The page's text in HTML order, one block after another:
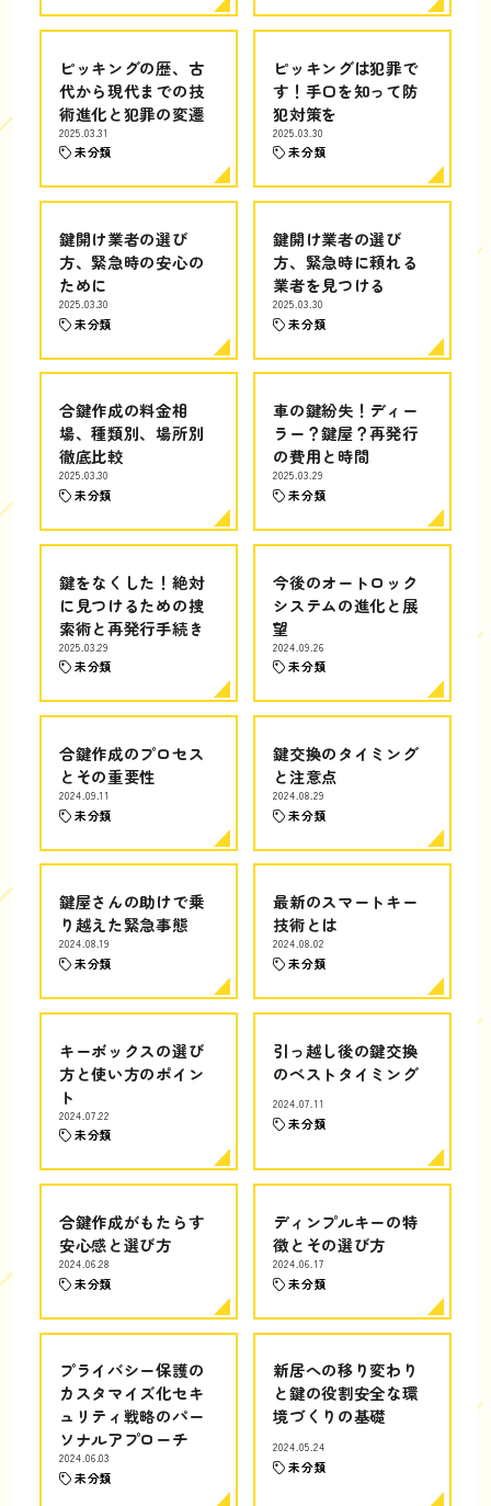
ピッキングの歴、古
代から現代までの技
術進化と犯罪の変遷
2025.03.31
未分類
ピッキングは犯罪で
す！手口を知って防
犯対策を
2025.03.30
未分類
鍵開け業者の選び
方、緊急時の安心の
ために
2025.03.30
未分類
鍵開け業者の選び
方、緊急時に頼れる
業者を見つける
2025.03.30
未分類
合鍵作成の料金相
場、種類別、場所別
徹底比較
2025.03.30
未分類
車の鍵紛失！ディー
ラー？鍵屋？再発行
の費用と時間
2025.03.29
未分類
鍵をなくした！絶対
に見つけるための捜
索術と再発行手続き
2025.03.29
未分類
今後のオートロック
システムの進化と展
望
2024.09.26
未分類
合鍵作成のプロセス
とその重要性
2024.09.11
未分類
鍵交換のタイミング
と注意点
2024.08.29
未分類
鍵屋さんの助けで乗
り越えた緊急事態
2024.08.19
未分類
最新のスマートキー
技術とは
2024.08.02
未分類
キーボックスの選び
方と使い方のポイン
ト
2024.07.22
未分類
引っ越し後の鍵交換
のベストタイミング
2024.07.11
未分類
合鍵作成がもたらす
安心感と選び方
2024.06.28
未分類
ディンプルキーの特
徴とその選び方
2024.06.17
未分類
プライバシー保護の
カスタマイズ化セキ
ュリティ戦略のパー
ソナルアプローチ
2024.06.03
未分類
新居への移り変わり
と鍵の役割安全な環
境づくりの基礎
2024.05.24
未分類